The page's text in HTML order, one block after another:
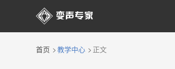

首页 教学中心 正文